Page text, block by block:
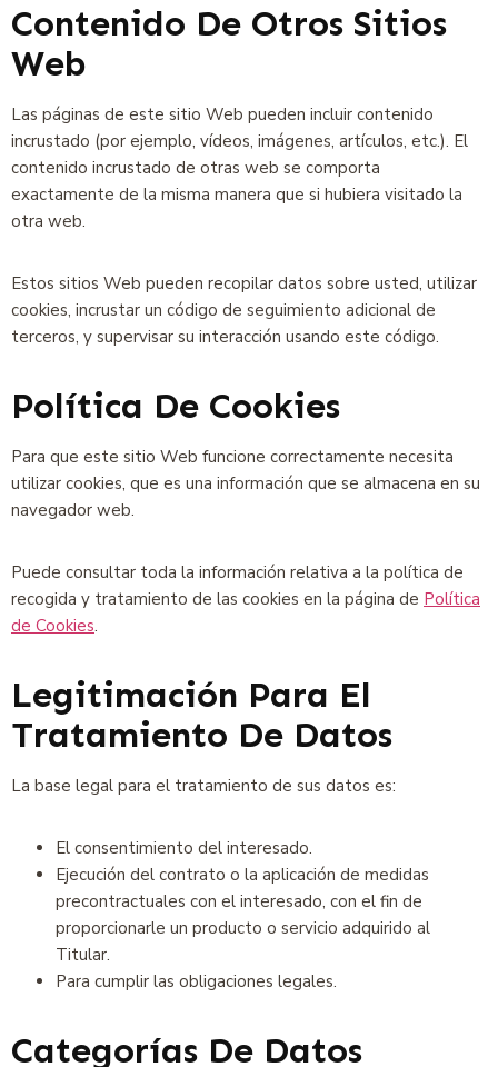
Contenido De Otros Sitios
Web
Las páginas de este sitio Web pueden incluir contenido
incrustado (por ejemplo, vídeos, imágenes, artículos, etc.). El
contenido incrustado de otras web se comporta
exactamente de la misma manera que si hubiera visitado la
otra web.
Estos sitios Web pueden recopilar datos sobre usted, utilizar
cookies, incrustar un código de seguimiento adicional de
terceros, y supervisar su interacción usando este código.
Política De Cookies
Para que este sitio Web funcione correctamente necesita
utilizar cookies, que es una información que se almacena en su
navegador web.
Puede consultar toda la información relativa a la política de
recogida y tratamiento de las cookies en la página de Política
de Cookies.
Legitimación Para El
Tratamiento De Datos
La base legal para el tratamiento de sus datos es:
El consentimiento del interesado.
Ejecución del contrato o la aplicación de medidas
precontractuales con el interesado, con el fin de
proporcionarle un producto o servicio adquirido al
Titular.
Para cumplir las obligaciones legales.
Categorías De Datos